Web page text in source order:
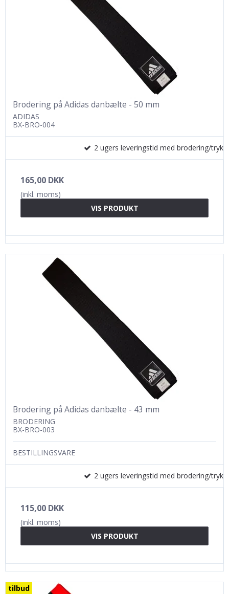
Brodering på Adidas danbælte - 50 mm
ADIDAS
BX-BRO-004
2 ugers leveringstid med brodering/tryk
165,00 DKK
(inkl. moms)
VIS PRODUKT
Brodering på Adidas danbælte - 43 mm
BRODERING
BX-BRO-003
BESTILLINGSVARE
2 ugers leveringstid med brodering/tryk
115,00 DKK
(inkl. moms)
VIS PRODUKT
tilbud